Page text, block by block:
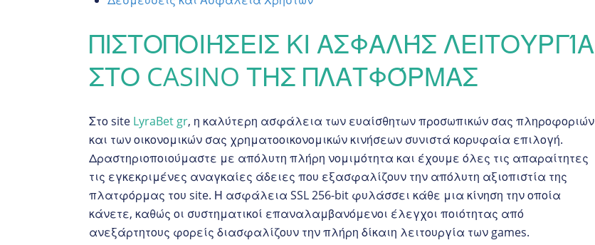
ΠΙΣΤΟΠΟΙΉΣΕΙΣ ΚΙ ΑΣΦΑΛΉΣ ΛΕΙΤΟΥΡΓΊΑ
ΣΤΟ CASINO ΤΗΣ ΠΛΑΤΦΌΡΜΑΣ
Στο site LyraBet gr, η καλύτερη ασφάλεια των ευαίσθητων προσωπικών σας πληροφοριών
και των οικονομικών σας χρηματοοικονομικών κινήσεων συνιστά κορυφαία επιλογή.
Δραστηριοποιούμαστε με απόλυτη πλήρη νομιμότητα και έχουμε όλες τις απαραίτητες
τις εγκεκριμένες αναγκαίες άδειες που εξασφαλίζουν την απόλυτη αξιοπιστία της
πλατφόρμας του site. Η ασφάλεια SSL 256-bit φυλάσσει κάθε μια κίνηση την οποία
κάνετε, καθώς οι συστηματικοί επαναλαμβανόμενοι έλεγχοι ποιότητας από
ανεξάρτητους φορείς διασφαλίζουν την πλήρη δίκαιη λειτουργία των games.